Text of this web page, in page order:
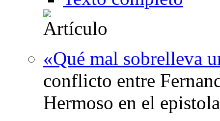
«Qué mal sobrelleva
conflicto entre
Hermoso en el